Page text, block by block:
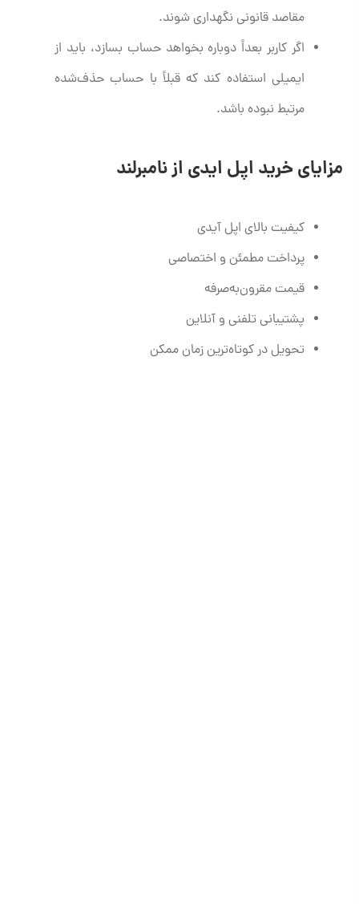
مقاصد قانونی نگهداری شوند.
اگر کاربر بعداً دوباره بخواهد حساب بسازد، باید از
ایمیلی استفاده کند که قبلاً با حساب حذف‌شده
مرتبط نبوده باشد.
مزایای خرید اپل ایدی از نامبرلند
کیفیت بالای اپل آیدی
پرداخت مطمئن و اختصاصی
قیمت مقرون‌به‌صرفه
پشتیبانی تلفنی و آنلاین
تحویل در کوتاه‌ترین زمان ممکن